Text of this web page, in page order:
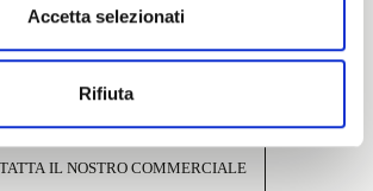
Accetta selezionati
Rifiuta
a questo tessuto?
IL NOSTRO COMMERCIALE